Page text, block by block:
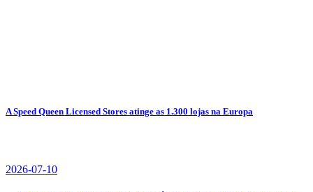
A Speed Queen Licensed Stores atinge as 1.300 lojas na Europa
2026-07-10